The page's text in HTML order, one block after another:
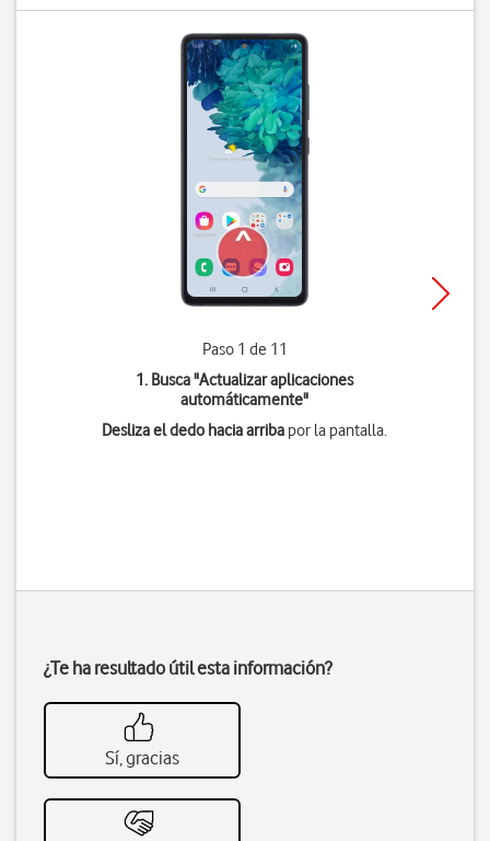
Paso 1 de 11
1. Busca "Actualizar aplicaciones
automáticamente"
Desliza el dedo hacia arriba por la pantalla.
¿Te ha resultado útil esta información?
Sí, gracias